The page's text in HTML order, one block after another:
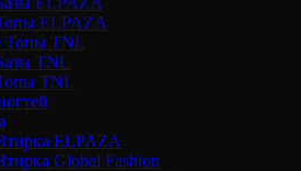
ELPAZA
Топы TNL
TNL
TNL
ELPAZA
Global Fashion